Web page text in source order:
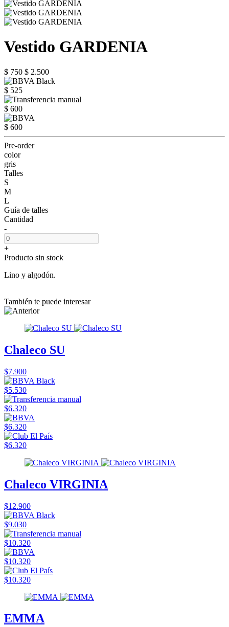
Vestido GARDENIA
$ 750 $ 2.500
$ 525
$ 600
$ 600
Pre-order
color
gris
Talles
S
M
L
Guía de talles
Cantidad
-
+
Producto sin stock
Lino y algodón.
También te puede interesar
Chaleco SU
$7.900
$5.530
$6.320
$6.320
$6.320
Chaleco VIRGINIA
$12.900
$9.030
$10.320
$10.320
$10.320
EMMA